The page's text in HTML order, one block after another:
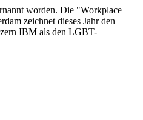
worden. Die "Workplace
zeichnet dieses Jahr den
IBM als den LGBT-